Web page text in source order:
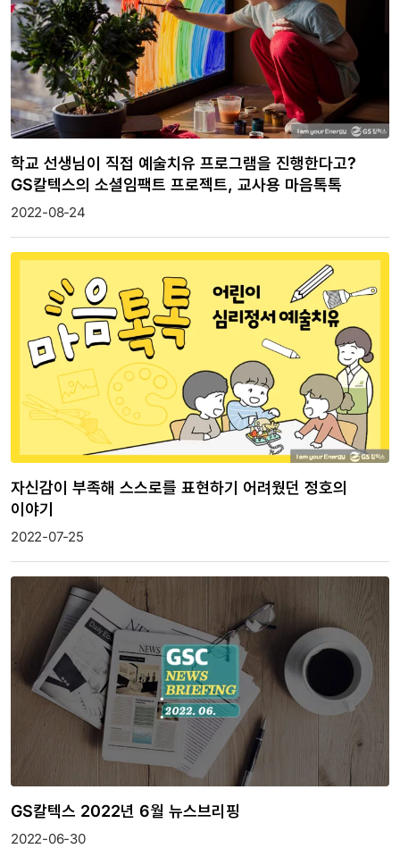
학교 선생님이 직접 예술치유 프로그램을 진행한다고?
GS칼텍스의 소셜임팩트 프로젝트, 교사용 마음톡톡
2022-08-24
자신감이 부족해 스스로를 표현하기 어려웠던 정호의
이야기
2022-07-25
GS칼텍스 2022년 6월 뉴스브리핑
2022-06-30